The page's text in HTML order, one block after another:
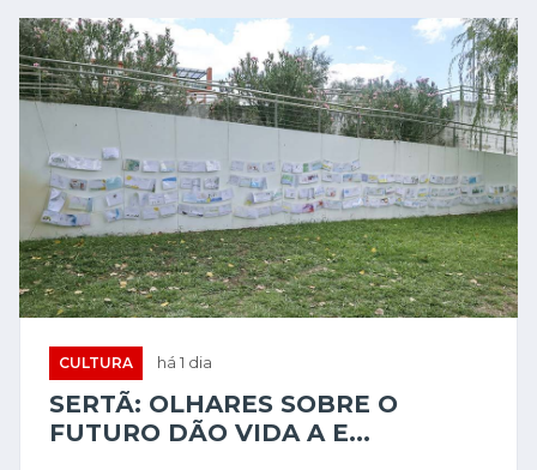
CULTURA há 1 dia
SERTÃ: OLHARES SOBRE O
FUTURO DÃO VIDA A E...